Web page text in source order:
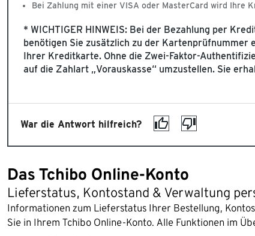
Bei Zahlung mit einer VISA oder MasterCard wird
* WICHTIGER HINWEIS: Bei der Bezahlung per
benötigen Sie zusätzlich zu der Kartenprüfnummer
Ihrer Kreditkarte. Ohne die Zwei-Faktor-
auf die Zahlart „Vorauskasse“ umzustellen. Sie
War die Antwort hilfreich?
Das Tchibo Online-Konto
Lieferstatus, Kontostand & Verwaltung
Informationen zum Lieferstatus Ihrer Bestellung,
Sie in Ihrem Tchibo Online-Konto. Alle Funktionen im